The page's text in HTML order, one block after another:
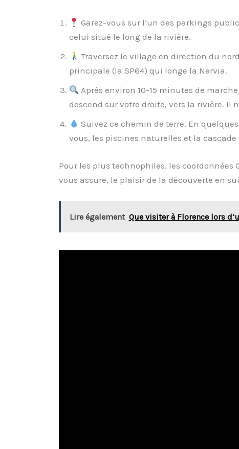
Garez-vous sur l’un des parkings
celui situé le long de la rivière.
Traversez le village en direction du
principale (la SP64) qui longe la Nervia.
Après environ 10-15 minutes de
descend sur votre droite, vers la rivière. Il
Suivez ce chemin de terre. En
vous, les piscines naturelles et la
Pour les plus technophiles, les coordonnées
vous assure, le plaisir de la découverte en
Lire également Que visiter à Florence lors